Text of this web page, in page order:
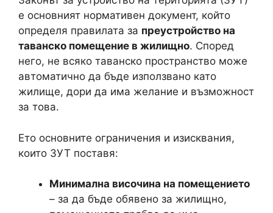
е основният нормативен документ, който
определя правилата за преустройство на
таванско помещение в жилищно. Според
него, не всяко таванско пространство може
автоматично да бъде използвано като
жилище, дори да има желание и възможност
за това.
Ето основните ограничения и изисквания,
които ЗУТ поставя:
Минимална височина на помещението
– за да бъде обявено за жилищно,